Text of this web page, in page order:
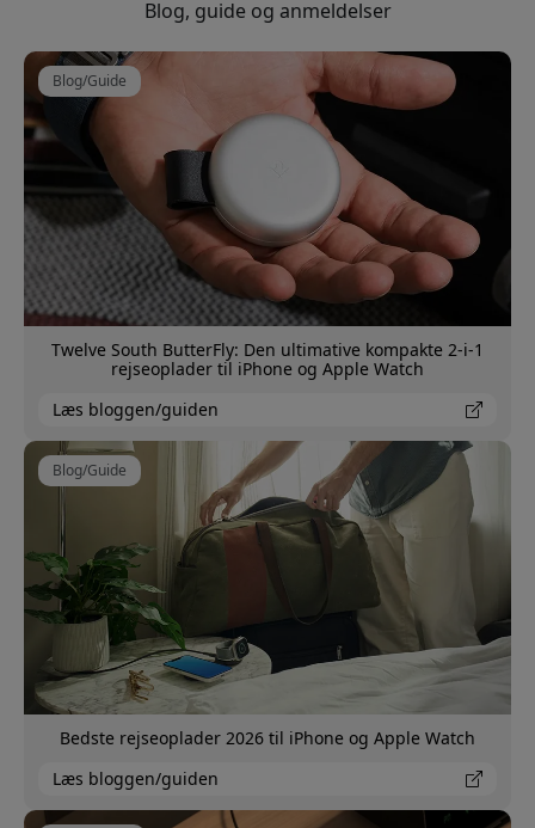
Blog, guide og anmeldelser
Blog/Guide
Twelve South ButterFly: Den ultimative kompakte 2-i-1
rejseoplader til iPhone og Apple Watch
Læs bloggen/guiden
Blog/Guide
Bedste rejseoplader 2026 til iPhone og Apple Watch
Læs bloggen/guiden